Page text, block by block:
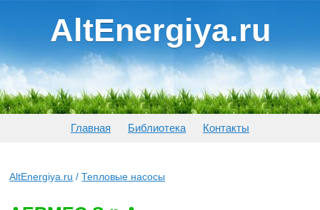
AltEnergiya.ru
Главная Библиотека Контакты
AltEnergiya.ru / Тепловые насосы